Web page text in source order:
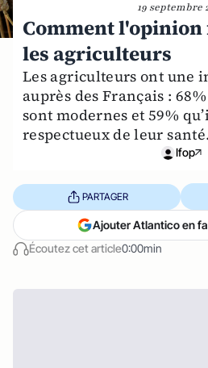
19 septembre
Comment
les agriculteurs
Les agriculteurs ont une
auprès des Français :
sont modernes et 59%
respectueux de leur santé.
Ifop
Écoutez cet article0:00min
PARTAGER
Ajouter Atlantico en